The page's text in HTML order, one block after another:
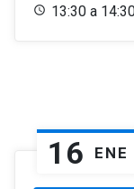
13:30 a
16 ENE